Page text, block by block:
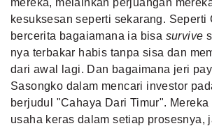
kesuksesan seperti sekarang. Seperti
bercerita bagaiamana ia bisa survive
nya terbakar habis tanpa sisa dan
dari awal lagi. Dan bagaimana jeri
Sasongko dalam mencari investor
berjudul "Cahaya Dari Timur". Mereka
usaha keras dalam setiap prosesnya,